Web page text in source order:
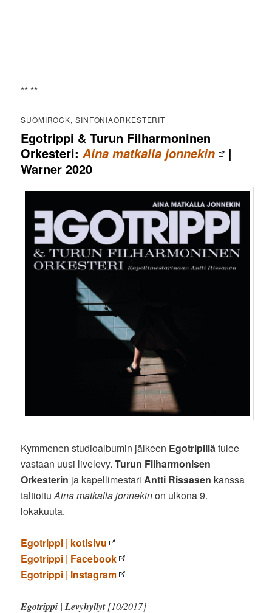
** **
SUOMIROCK, SINFONIAORKESTERIT
Egotrippi & Turun Filharmoninen
Orkesteri:Aina matkalla jonnekin
|
Warner 2020
Kymmenen studioalbumin jälkeen Egotripillätulee
vastaan uusi livelevy.Turun Filharmonisen
Orkesterin ja kapellimestariAntti Rissasen kanssa
taltioituAina matkalla jonnekinon ulkona 9.
lokakuuta.
Egotrippi | kotisivu
Egotrippi | Facebook
Egotrippi | Instagram
Egotrippi |Levyhyllyt[10/2017]